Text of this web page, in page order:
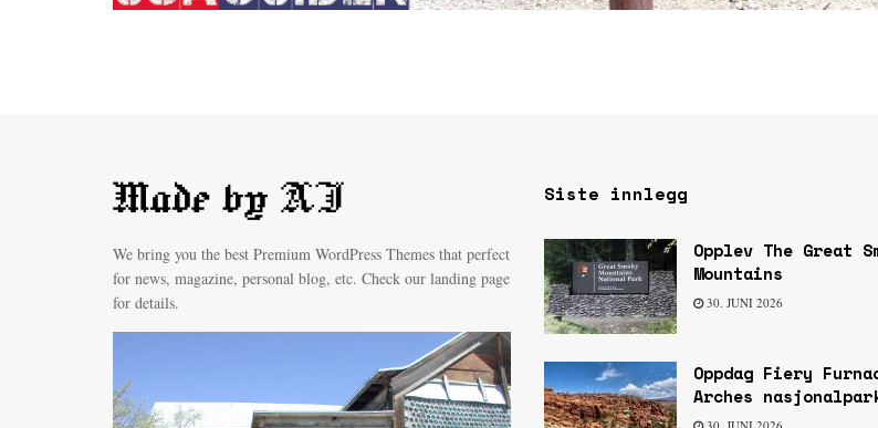
We bring you the best Premium WordPress Themes that perfect
for news, magazine, personal blog, etc. Check our landing page
for details.
Siste innlegg
Opplev The Great
Mountains
30. JUNI 2026
Oppdag Fiery
Arches